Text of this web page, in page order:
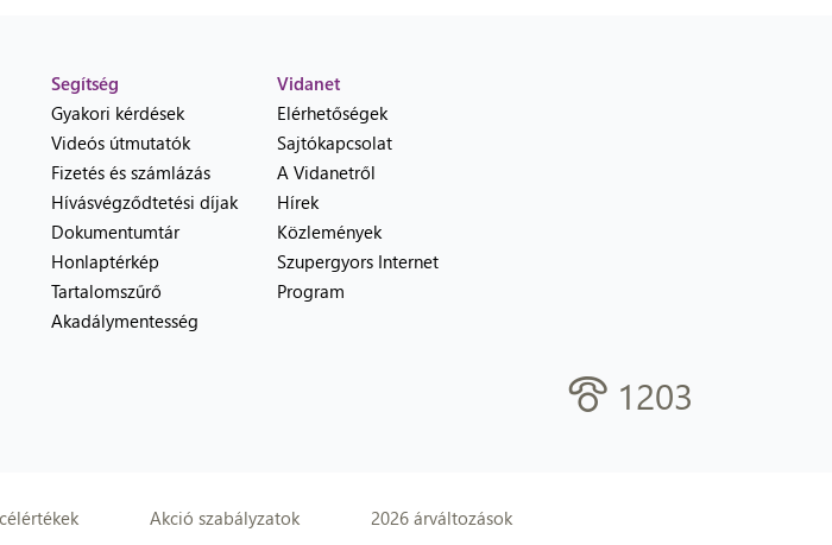
Segítség
Gyakori kérdések
Videós útmutatók
Fizetés és számlázás
Hívásvégződtetési díjak
Dokumentumtár
Honlaptérkép
Tartalomszűrő
Akadálymentesség
Vidanet
Elérhetőségek
Sajtókapcsolat
A Vidanetről
Hírek
Közlemények
Szupergyors Internet
Program
1203
Akció szabályzatok 2026 árváltozások